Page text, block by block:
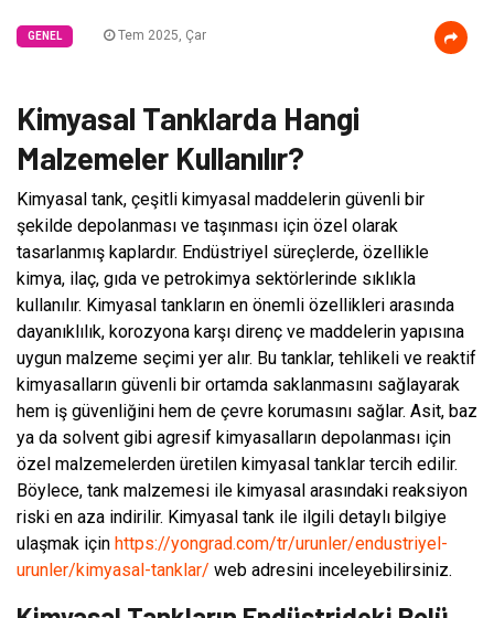
GENEL Tem 2025, Çar
Kimyasal Tanklarda Hangi
Malzemeler Kullanılır?
Kimyasal tank, çeşitli kimyasal maddelerin güvenli bir
şekilde depolanması ve taşınması için özel olarak
tasarlanmış kaplardır. Endüstriyel süreçlerde, özellikle
kimya, ilaç, gıda ve petrokimya sektörlerinde sıklıkla
kullanılır. Kimyasal tankların en önemli özellikleri arasında
dayanıklılık, korozyona karşı direnç ve maddelerin yapısına
uygun malzeme seçimi yer alır. Bu tanklar, tehlikeli ve reaktif
kimyasalların güvenli bir ortamda saklanmasını sağlayarak
hem iş güvenliğini hem de çevre korumasını sağlar. Asit, baz
ya da solvent gibi agresif kimyasalların depolanması için
özel malzemelerden üretilen kimyasal tanklar tercih edilir.
Böylece, tank malzemesi ile kimyasal arasındaki reaksiyon
riski en aza indirilir. Kimyasal tank ile ilgili detaylı bilgiye
ulaşmak için https://yongrad.com/tr/urunler/endustriyel-
urunler/kimyasal-tanklar/ web adresini inceleyebilirsiniz.